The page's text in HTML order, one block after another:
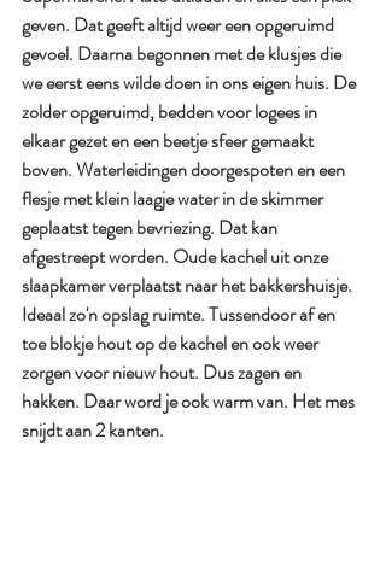
geven. Dat geeft altijd weer een opgeruimd
gevoel. Daarna begonnen met de klusjes die
we eerst eens wilde doen in ons eigen huis. De
zolder opgeruimd, bedden voor logees in
elkaar gezet en een beetje sfeer gemaakt
boven. Waterleidingen doorgespoten en een
flesje met klein laagje water in de skimmer
geplaatst tegen bevriezing. Dat kan
afgestreept worden. Oude kachel uit onze
slaapkamer verplaatst naar het bakkershuisje.
Ideaal zo'n opslag ruimte. Tussendoor af en
toe blokje hout op de kachel en ook weer
zorgen voor nieuw hout. Dus zagen en
hakken. Daar word je ook warm van. Het mes
snijdt aan 2 kanten.